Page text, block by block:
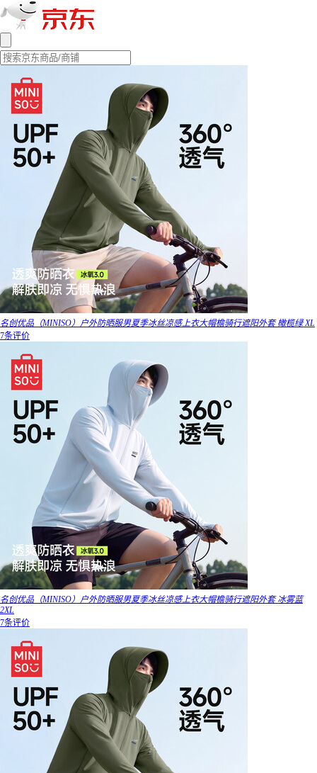
名创优品（MINISO）户外防晒服男夏季冰丝凉感上衣大帽檐骑行遮阳外套 橄榄绿 XL
7条评价
名创优品（MINISO）户外防晒服男夏季冰丝凉感上衣大帽檐骑行遮阳外套 冰雾蓝
2XL
7条评价